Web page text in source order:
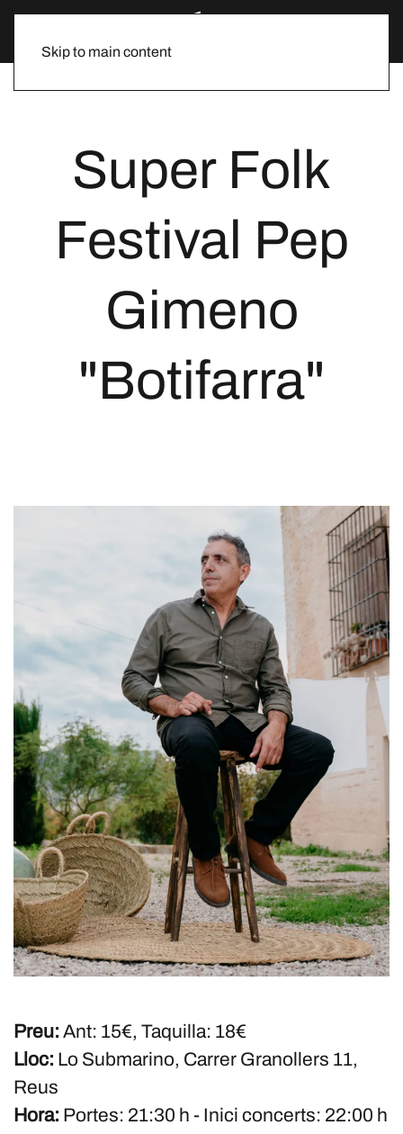
Skip to main content
Super Folk
Festival Pep
Gimeno
"Botifarra"
Preu: Ant: 15€, Taquilla: 18€
Lloc: Lo Submarino, Carrer Granollers 11,
Reus
Hora: Portes: 21:30 h - Inici concerts: 22:00 h